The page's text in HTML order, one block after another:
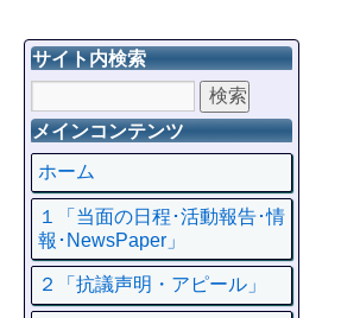
サイト内検索
メインコンテンツ
ホーム
１「当面の日程･活動報告･情
報･NewsPaper」
２「抗議声明・アピール」